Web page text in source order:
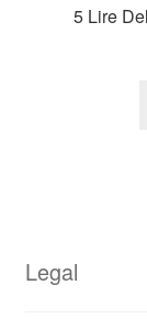
5 Lire
Legal